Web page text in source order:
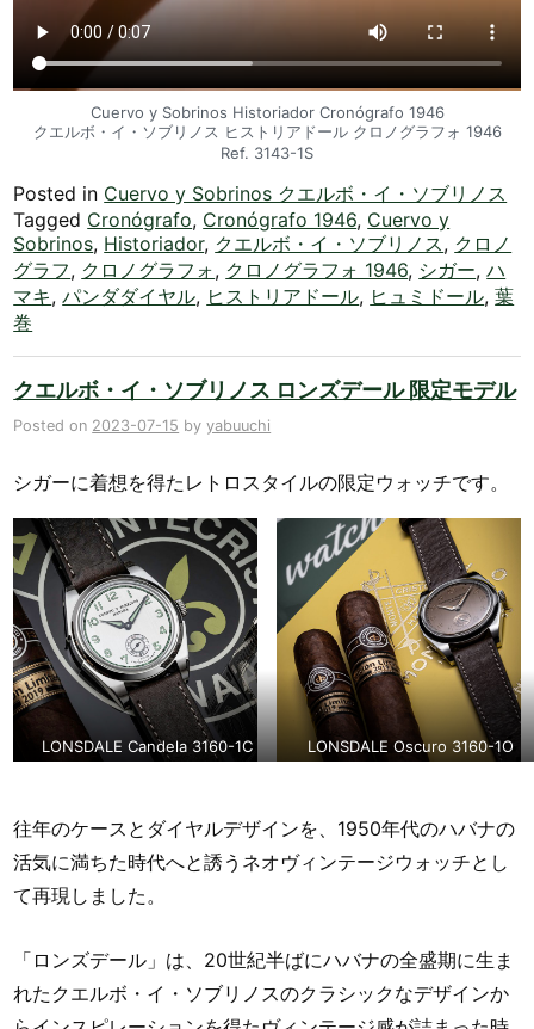
Cuervo y Sobrinos Historiador Cronógrafo 1946
クエルボ・イ・ソブリノス ヒストリアドール クロノグラフォ 1946
Ref. 3143-1S
Posted in Cuervo y Sobrinos クエルボ・イ・ソブリノス
Tagged Cronógrafo, Cronógrafo 1946, Cuervo y
Sobrinos, Historiador, クエルボ・イ・ソブリノス, クロノ
グラフ, クロノグラフォ, クロノグラフォ 1946, シガー,ハ
マキ,パンダダイヤル, ヒストリアドール, ヒュミドール,葉
巻
クエルボ・イ・ソブリノス ロンズデール 限定モデル
Posted on 2023-07-15 byyabuuchi
シガーに着想を得たレトロスタイルの限定ウォッチです。
LONSDALE Candela 3160-1C LONSDALE Oscuro 3160-1O
往年のケースとダイヤルデザインを、1950年代のハバナの
活気に満ちた時代へと誘うネオヴィンテージウォッチとし
て再現しました。
「ロンズデール」は、20世紀半ばにハバナの全盛期に生ま
れたクエルボ・イ・ソブリノスのクラシックなデザインか